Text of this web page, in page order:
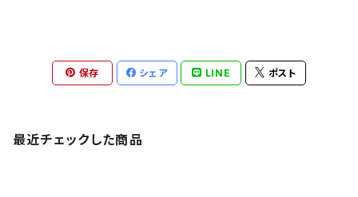
保存 シェア LINE ポスト
最近チェックした商品